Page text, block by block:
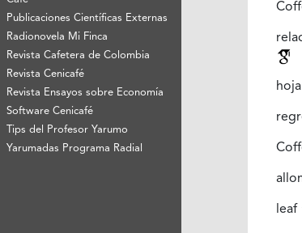
Publicaciones Científicas Externas
Radionovela Mi Finca
Revista Cafetera de Colombia
Revista Cenicafé
Revista Ensayos sobre Economía
Software Cenicafé
Tips del Profesor Yarumo
Yarumadas Programa Radial
hoja
leaf